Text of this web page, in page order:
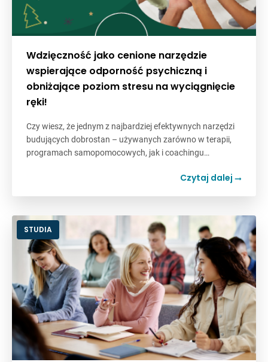
Wdzięczność jako cenione narzędzie
wspierające odporność psychiczną i
obniżające poziom stresu na wyciągnięcie
ręki!
Czy wiesz, że jednym z najbardziej efektywnych narzędzi
budujących dobrostan – używanych zarówno w terapii,
programach samopomocowych, jak i coachingu…
Czytaj dalej
STUDIA